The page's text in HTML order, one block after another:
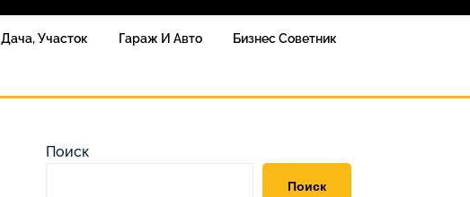
Дача, Участок Гараж И Авто Бизнес Советник
Поиск
Поиск